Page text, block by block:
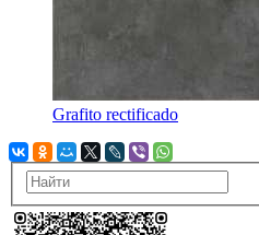
Grafito rectificado